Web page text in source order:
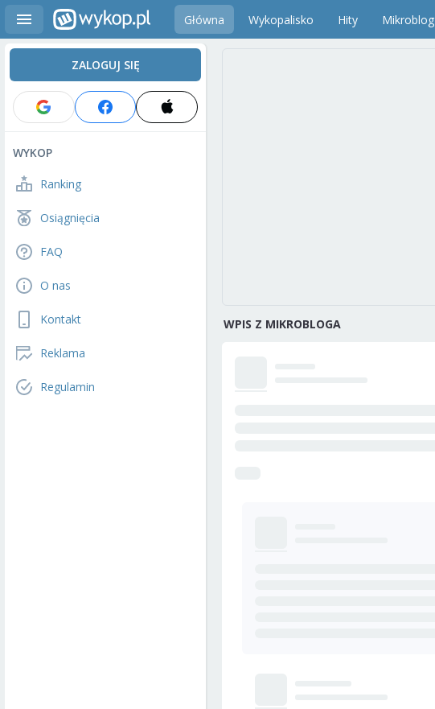
Główna Wykopalisko Hity Mikroblog
ZALOGUJ SIĘ
WYKOP
Ranking
Osiągnięcia
FAQ
O nas
Kontakt
Reklama
Regulamin
WPIS Z MIKROBLOGA